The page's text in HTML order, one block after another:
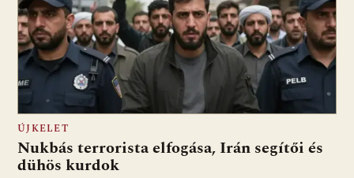
ÚJKELET
Nukbás terrorista elfogása, Irán segítői és
dühös kurdok